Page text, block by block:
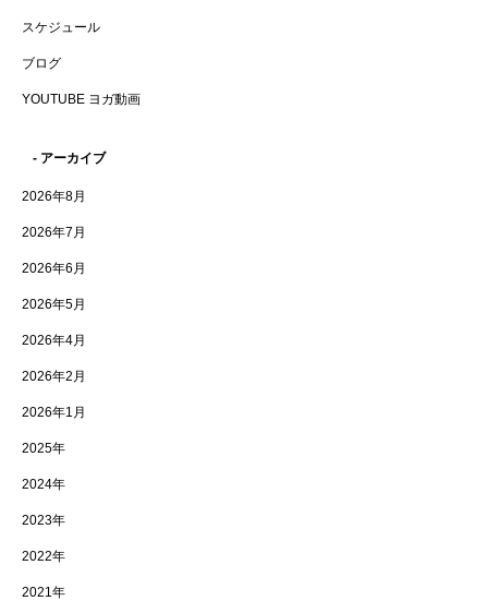
スケジュール
ブログ
YOUTUBE ヨガ動画
- アーカイブ
2026年8月
2026年7月
2026年6月
2026年5月
2026年4月
2026年2月
2026年1月
2025年
2024年
2023年
2022年
2021年